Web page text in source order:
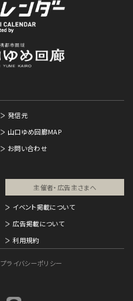
発信元
山口ゆめ回廊MAP
お問い合わせ
主催者・広告主さまへ​
イベント掲載について
広告掲載について
利用規約
プライバシーポリシー